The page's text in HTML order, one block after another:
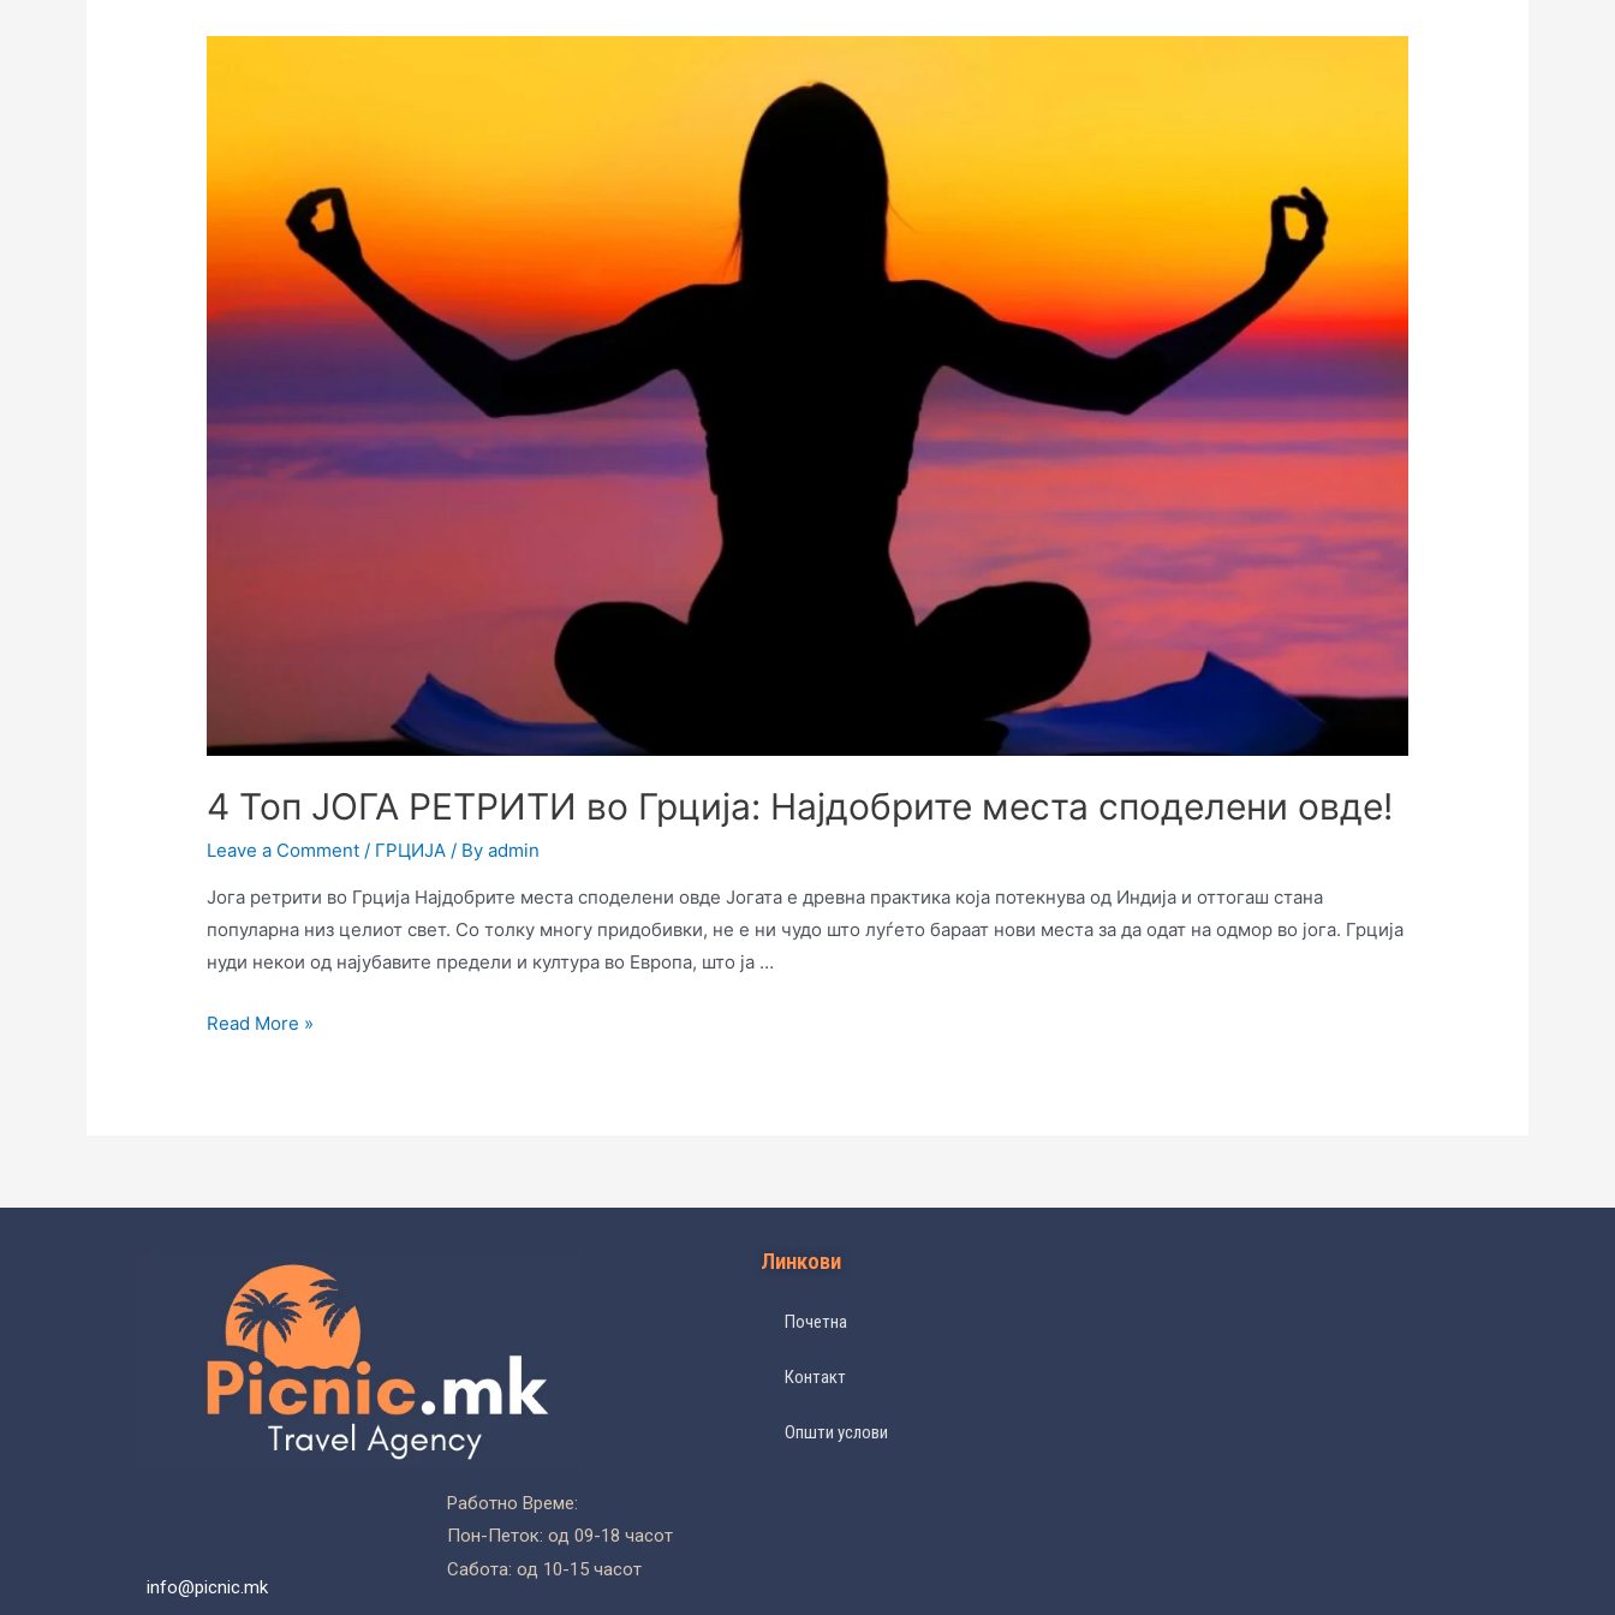
4 Топ ЈОГА РЕТРИТИ во Грција: Најдобрите места споделени овде!
Leave a Comment / ГРЦИЈА / Byadmin
Јога ретрити во Грција Најдобрите места споделени овде Јогата е древна практика која потекнува од Индија и оттогаш стана
популарна низ целиот свет. Со толку многу придобивки, не е ни чудо што луѓето бараат нови места за да одат на одмор во јога. Грција
нуди некои од најубавите предели и култура во Европа, што ја …
Read More »
info@picnic.mk
Работно Време:
Пон-Петок: од 09-18 часот
Сабота: од 10-15 часот
Линкови
Почетна
Контакт
Општи услови